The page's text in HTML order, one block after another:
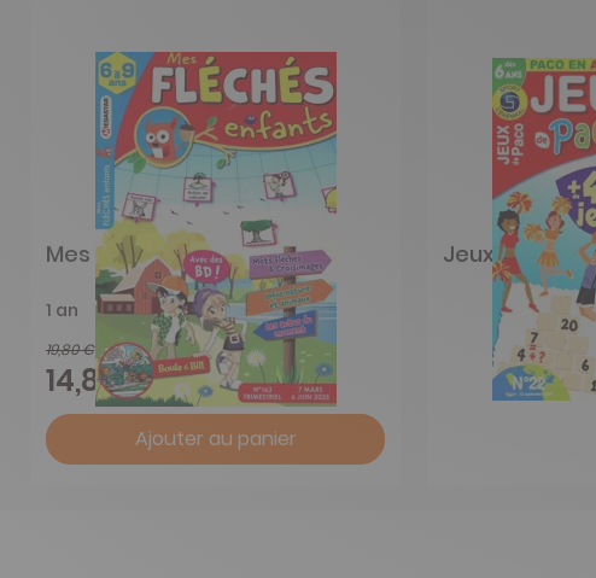
Mes fléchés enfants
1 an
19,80 €
14,88 € -25%
Ajouter au panier
Jeux de Paco